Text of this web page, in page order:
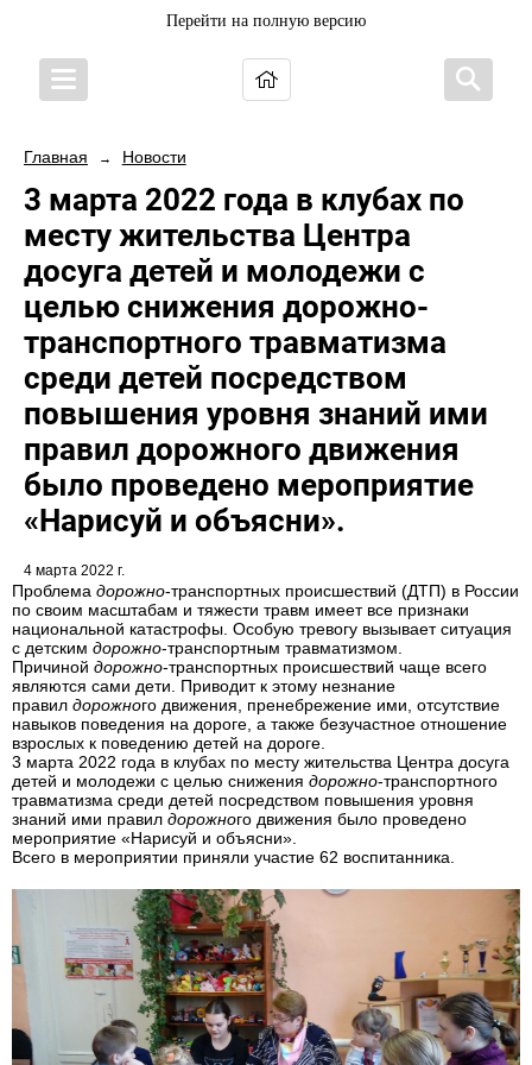
Перейти на полную версию
Главная → Новости
3 марта 2022 года в клубах по
месту жительства Центра
досуга детей и молодежи с
целью снижения дорожно-
транспортного травматизма
среди детей посредством
повышения уровня знаний ими
правил дорожного движения
было проведено мероприятие
«Нарисуй и объясни».
4 марта 2022 г.
Проблема дорожно-транспортных происшествий (ДТП) в России
по своим масштабам и тяжести травм имеет все признаки
национальной катастрофы. Особую тревогу вызывает ситуация
с детским дорожно-транспортным травматизмом.
Причиной дорожно-транспортных происшествий чаще всего
являются сами дети. Приводит к этому незнание
правил дорожного движения, пренебрежение ими, отсутствие
навыков поведения на дороге, а также безучастное отношение
взрослых к поведению детей на дороге.
3 марта 2022 года в клубах по месту жительства Центра досуга
детей и молодежи с целью снижения дорожно-транспортного
травматизма среди детей посредством повышения уровня
знаний ими правил дорожного движения было проведено
мероприятие «Нарисуй и объясни».
Всего в мероприятии приняли участие 62 воспитанника.